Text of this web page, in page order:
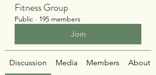
Fitness Group
Public · 195 members
Join
Discussion Media Members About